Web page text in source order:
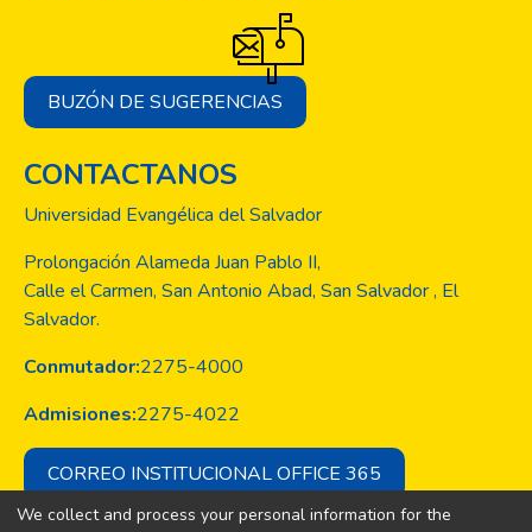
como parte de las acciones de difusión de
importantes proyectos académicos
vinculados con la sociedad salvadoreña,
diseñadas por nuestros egresados y
nuestra planta docente.
BUZÓN DE SUGERENCIAS
CONTACTANOS
Universidad Evangélica del Salvador
Prolongación Alameda Juan Pablo II,
Calle el Carmen, San Antonio Abad, San Salvador , El
Salvador.
Conmutador:2275-4000
Admisiones:2275-4022
CORREO INSTITUCIONAL OFFICE 365
We collect and process your personal information for the